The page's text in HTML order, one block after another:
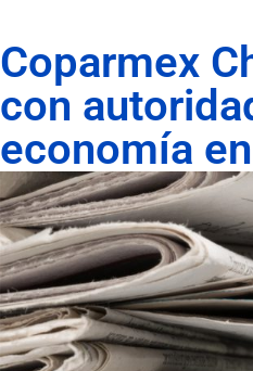
Coparmex
con
economía